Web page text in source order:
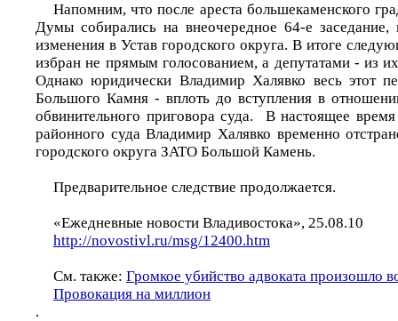
Напомним, что после ареста большекаменского
Думы собирались на внеочередное 64-е заседание,
изменения в Устав городского округа. В итоге
избран не прямым голосованием, а депутатами - из
Однако юридически Владимир Халявко весь этот
Большого Камня - вплоть до вступления в
обвинительного приговора суда. В настоящее
районного суда Владимир Халявко временно
городского округа ЗАТО Большой Камень.
Предварительное следствие продолжается.
«Ежедневные новости Владивостока», 25.08.10
http://novostivl.ru/msg/12400.htm
См. также: Громкое убийство адвоката произошло
Провокация на миллион
.